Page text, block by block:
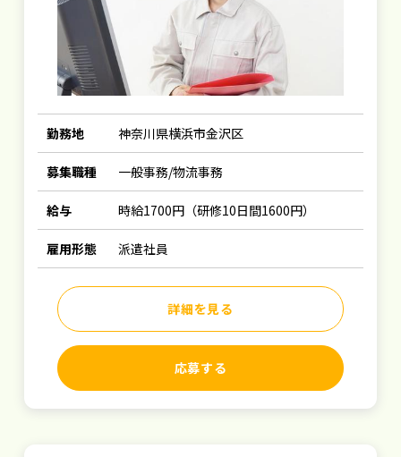
勤務地 神奈川県横浜市金沢区
募集職種 一般事務/物流事務
給与 時給1700円（研修10日間1600円）
雇用形態 派遣社員
詳細を見る
応募する